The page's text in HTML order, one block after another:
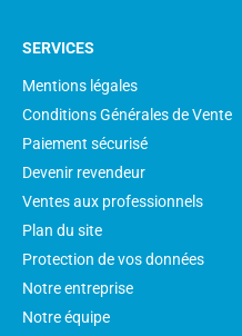
SERVICES
Mentions légales
Conditions Générales de Vente
Paiement sécurisé
Devenir revendeur
Ventes aux professionnels
Plan du site
Protection de vos données
Notre entreprise
Notre équipe